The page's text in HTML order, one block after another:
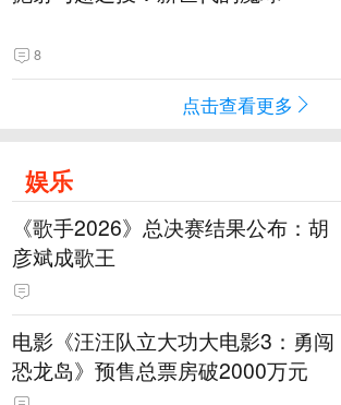
8
点击查看更多
娱乐
《歌手2026》总决赛结果公布：胡
彦斌成歌王
电影《汪汪队立大功大电影3：勇闯
恐龙岛》预售总票房破2000万元